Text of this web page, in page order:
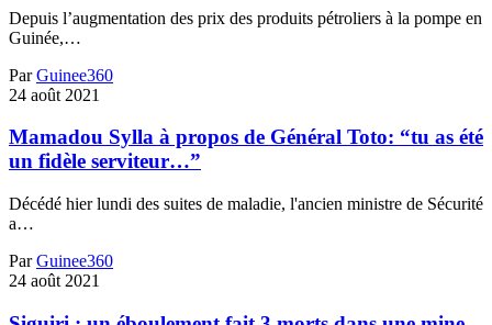
Depuis l’augmentation des prix des produits pétroliers à la pompe en
Guinée,…
Par Guinee360
24 août 2021
Mamadou Sylla à propos de Général Toto: “tu as été
un fidèle serviteur…”
Décédé hier lundi des suites de maladie, l'ancien ministre de Sécurité
a…
Par Guinee360
24 août 2021